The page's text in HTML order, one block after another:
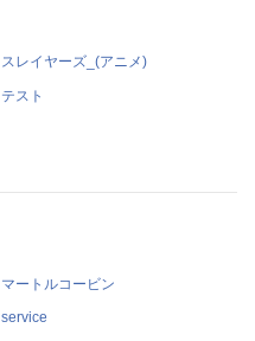
スレイヤーズ_(アニメ)
テスト
マートルコービン
service